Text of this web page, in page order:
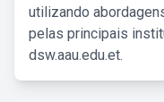
utilizando
pelas principais
dsw.aau.edu.et.